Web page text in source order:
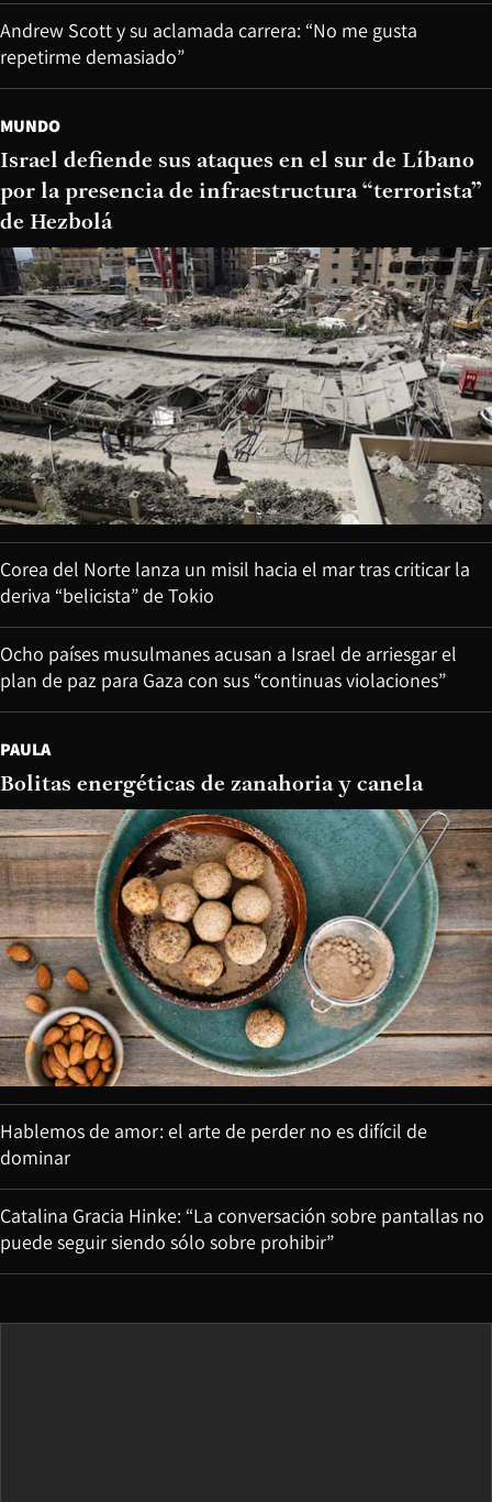
Andrew Scott y su aclamada carrera: “No me gusta
repetirme demasiado”
MUNDO
Israel defiende sus ataques en el sur de Líbano
por la presencia de infraestructura “terrorista”
de Hezbolá
Corea del Norte lanza un misil hacia el mar tras criticar la
deriva “belicista” de Tokio
Ocho países musulmanes acusan a Israel de arriesgar el
plan de paz para Gaza con sus “continuas violaciones”
PAULA
Bolitas energéticas de zanahoria y canela
Hablemos de amor: el arte de perder no es difícil de
dominar
Catalina Gracia Hinke: “La conversación sobre pantallas no
puede seguir siendo sólo sobre prohibir”